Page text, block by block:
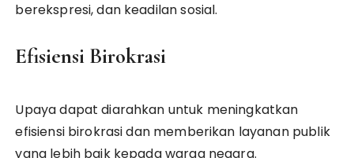
berekspresi, dan keadilan sosial.
Efisiensi Birokrasi
Upaya dapat diarahkan untuk meningkatkan
efisiensi birokrasi dan memberikan layanan publik
yang lebih baik kepada warga negara.